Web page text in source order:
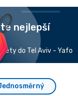
nejlepší
lety do Tel Aviv - Yafo